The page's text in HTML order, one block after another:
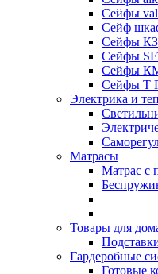
Сейфы
Сейф
Сейфы КЗ
Сейфы
Сейфы
Сейфы Т
Электрика и
Матрасы
Матрас с
Товары для
Гардеробные
Готовые